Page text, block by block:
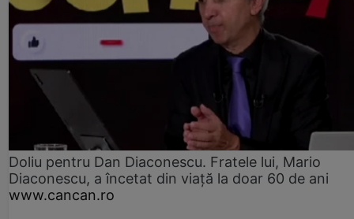
Doliu pentru Dan Diaconescu. Fratele lui, Mario
Diaconescu, a încetat din viață la doar 60 de ani
www.cancan.ro